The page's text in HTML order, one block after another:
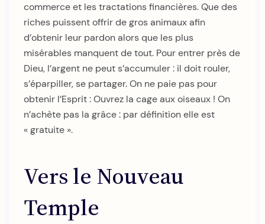
commerce et les tractations financières. Que des
riches puissent offrir de gros animaux afin
d’obtenir leur pardon alors que les plus
misérables manquent de tout. Pour entrer près de
Dieu, l’argent ne peut s’accumuler : il doit rouler,
s’éparpiller, se partager. On ne paie pas pour
obtenir l’Esprit : Ouvrez la cage aux oiseaux ! On
n’achète pas la grâce : par définition elle est
« gratuite ».
Vers le Nouveau
Temple